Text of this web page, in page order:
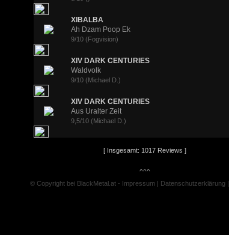
XIBALBA
Ah Dzam Poop Ek
9/10 (Fogvision)
XIV DARK CENTURIES
Waldvolk
9/10 (Michael D.)
XIV DARK CENTURIES
Aus Uralter Zeit
9,5/10 (Michael D.)
[ Insgesamt: 1017 Reviews ]
^^^
© Copyright bei BlackMetal.at - Impressum | Datenschutzerklärung |